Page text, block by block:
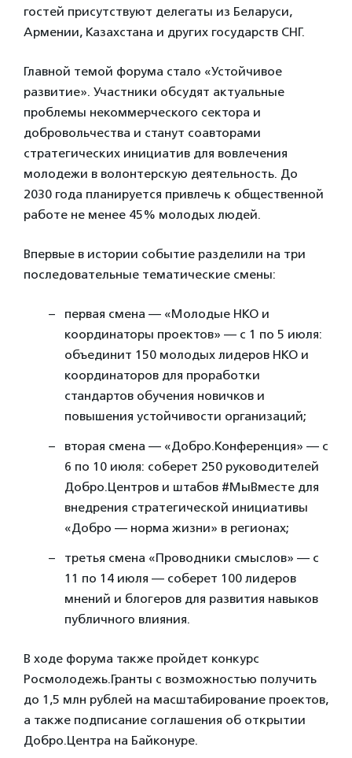
гостей присутствуют делегаты из Беларуси,
Армении, Казахстана и других государств СНГ.
Главной темой форума стало «Устойчивое
развитие». Участники обсудят актуальные
проблемы некоммерческого сектора и
добровольчества и станут соавторами
стратегических инициатив для вовлечения
молодежи в волонтерскую деятельность. До
2030 года планируется привлечь к общественной
работе не менее 45% молодых людей.
Впервые в истории событие разделили на три
последовательные тематические смены:
первая смена — «Молодые НКО и
координаторы проектов» — с 1 по 5 июля:
объединит 150 молодых лидеров НКО и
координаторов для проработки
стандартов обучения новичков и
повышения устойчивости организаций;
вторая смена — «Добро.Конференция» — с
6 по 10 июля: соберет 250 руководителей
Добро.Центров и штабов #МыВместе для
внедрения стратегической инициативы
«Добро — норма жизни» в регионах;
третья смена «Проводники смыслов» — с
11 по 14 июля — соберет 100 лидеров
мнений и блогеров для развития навыков
публичного влияния.
В ходе форума также пройдет конкурс
Росмолодежь.Гранты с возможностью получить
до 1,5 млн рублей на масштабирование проектов,
а также подписание соглашения об открытии
Добро.Центра на Байконуре.